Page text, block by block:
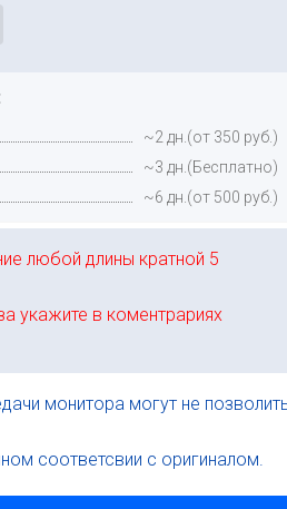
~2 дн.(от 350 руб.)
~3 дн.(Бесплатно)
~6 дн.(от 500 руб.)
любой длины кратной 5
укажите в коментрариях
монитора могут не
соответсвии с оригиналом.